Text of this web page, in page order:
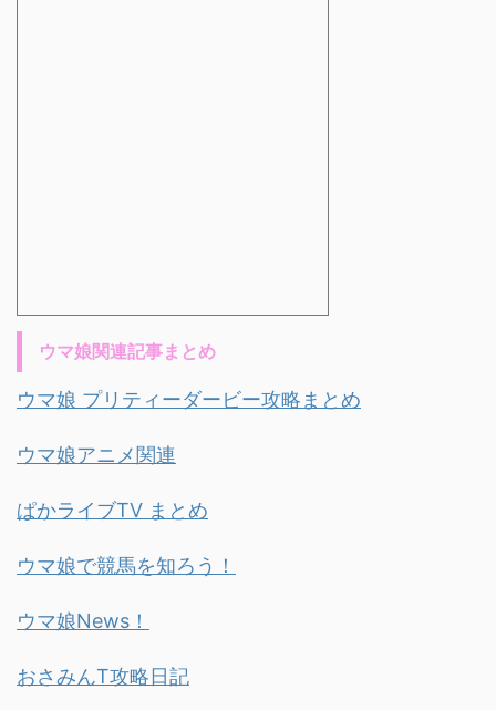
ウマ娘関連記事まとめ
ウマ娘 プリティーダービー攻略まとめ
ウマ娘アニメ関連
ぱかライブTV まとめ
ウマ娘で競馬を知ろう！
ウマ娘News！
おさみんT攻略日記